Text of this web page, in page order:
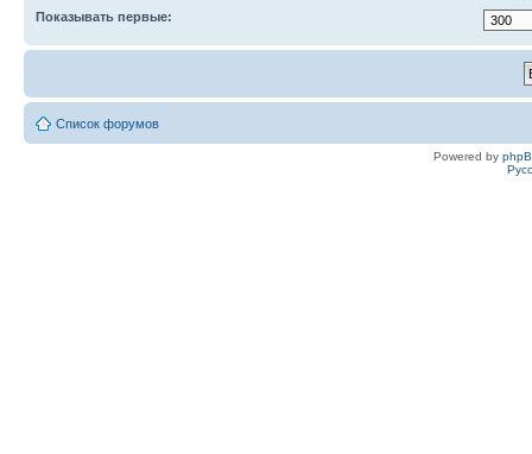
Показывать первые:
Список форумов
Powered by